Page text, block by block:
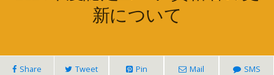
新について
Share Tweet Pin Mail SMS